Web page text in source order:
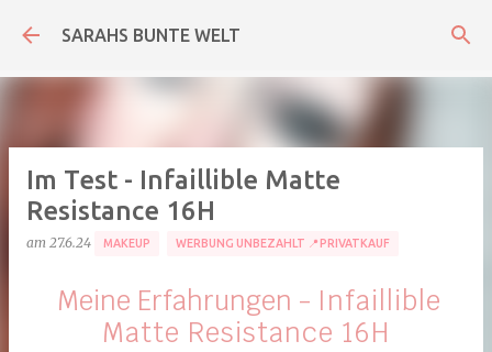
Direkt zum Hauptbereich
SARAHS BUNTE WELT
Im Test - Infaillible Matte
Resistance 16H
am 27.6.24 MAKEUP WERBUNG UNBEZAHLT 📍PRIVATKAUF
Meine Erfahrungen - Infaillible
Matte Resistance 16H